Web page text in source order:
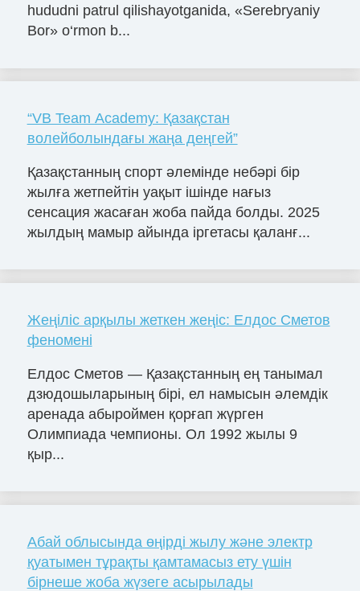
hududni patrul qilishayotganida, «Serebryaniy
Bor» o‘rmon b...
“VB Team Academy: Қазақстан
волейболындағы жаңа деңгей”
Қазақстанның спорт әлемінде небәрі бір
жылға жетпейтін уақыт ішінде нағыз
сенсация жасаған жоба пайда болды. 2025
жылдың мамыр айында іргетасы қаланғ...
Жеңіліс арқылы жеткен жеңіс: Елдос Сметов
феномені
Елдос Сметов — Қазақстанның ең танымал
дзюдошыларының бірі, ел намысын әлемдік
аренада абыроймен қорғап жүрген
Олимпиада чемпионы. Ол 1992 жылы 9
қыр...
Абай облысында өңірді жылу және электр
қуатымен тұрақты қамтамасыз ету үшін
бірнеше жоба жүзеге асырылады